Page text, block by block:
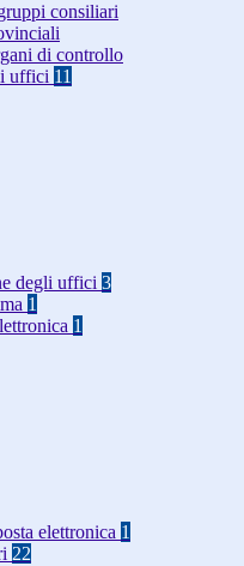
consiliari
di controllo
uffici 11
degli uffici 3
1
1
elettronica 1
22